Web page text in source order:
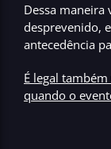
Dessa maneira
desprevenido,
antecedência
É legal
quando o